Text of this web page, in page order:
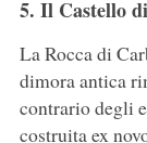
5. Il Castello
La Rocca di
dimora antica
contrario degli
costruita ex